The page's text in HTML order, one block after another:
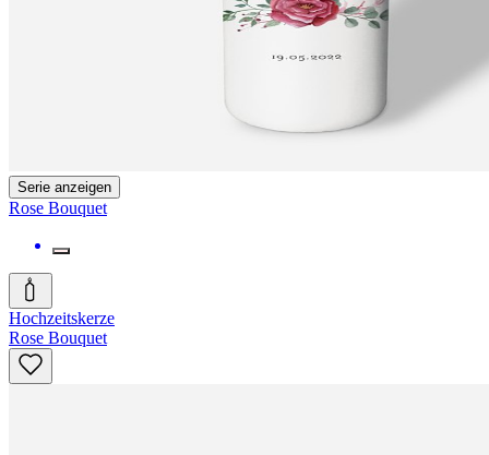
Serie anzeigen
Rose Bouquet
Hochzeitskerze
Rose Bouquet